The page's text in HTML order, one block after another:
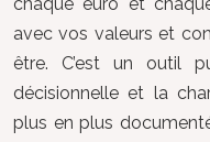
avec vos valeurs et
être. C’est un outil
décisionnelle et la
plus en plus